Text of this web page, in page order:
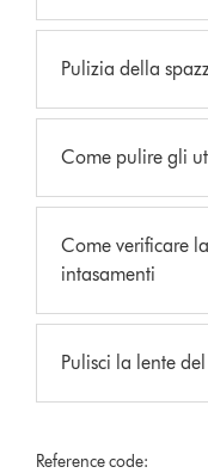
Pulizia della
Come pulire gli
Come verificare
intasamenti
Pulisci la lente del
Reference code: